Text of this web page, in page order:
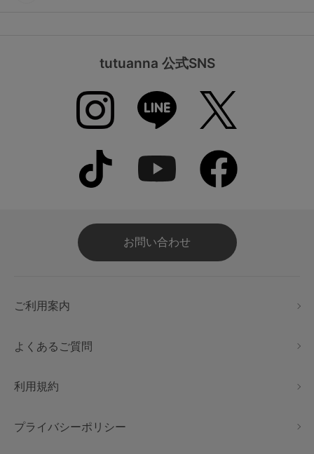
tutuanna 公式SNS
お問い合わせ
ご利用案内
よくあるご質問
利用規約
プライバシーポリシー